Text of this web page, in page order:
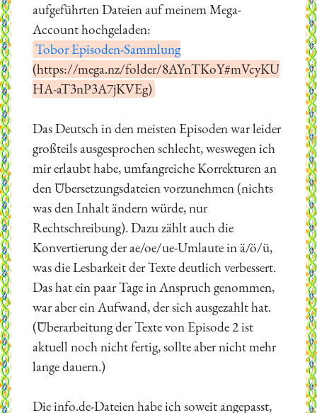
aufgeführten Dateien auf meinem Mega-
Account hochgeladen:
Tobor Episoden-Sammlung
(https://mega.nz/folder/8AYnTKoY#mVcyKU
HA-aT3nP3A7jKVEg)
Das Deutsch in den meisten Episoden war leider
großteils ausgesprochen schlecht, weswegen ich
mir erlaubt habe, umfangreiche Korrekturen an
den Übersetzungsdateien vorzunehmen (nichts
was den Inhalt ändern würde, nur
Rechtschreibung). Dazu zählt auch die
Konvertierung der ae/oe/ue-Umlaute in ä/ö/ü,
was die Lesbarkeit der Texte deutlich verbessert.
Das hat ein paar Tage in Anspruch genommen,
war aber ein Aufwand, der sich ausgezahlt hat.
(Überarbeitung der Texte von Episode 2 ist
aktuell noch nicht fertig, sollte aber nicht mehr
lange dauern.)
Die info.de-Dateien habe ich soweit angepasst,